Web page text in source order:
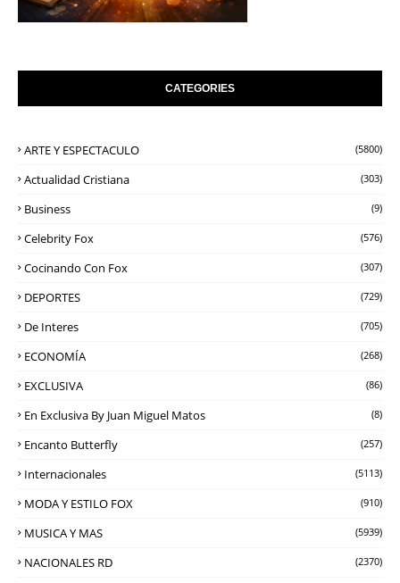
CATEGORIES
ARTE Y ESPECTACULO (5800)
Actualidad Cristiana (303)
Business (9)
Celebrity Fox (576)
Cocinando Con Fox (307)
DEPORTES (729)
De Interes (705)
ECONOMÍA (268)
EXCLUSIVA (86)
En Exclusiva By Juan Miguel Matos (8)
Encanto Butterfly (257)
Internacionales (5113)
MODA Y ESTILO FOX (910)
MUSICA Y MAS (5939)
NACIONALES RD (2370)